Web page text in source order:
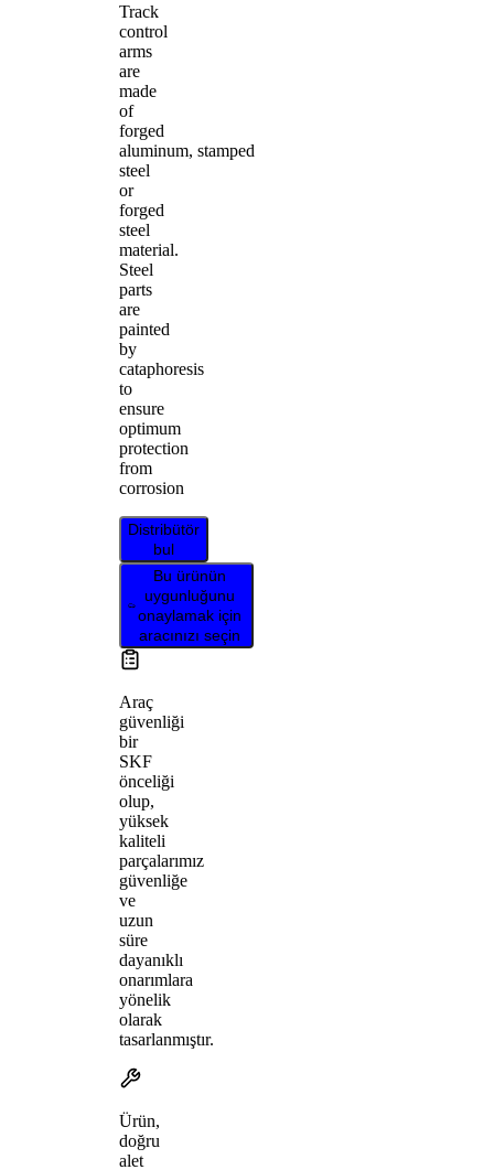
Track
control
arms
are
made
of
forged
aluminum, stamped
steel
or
forged
steel
material.
Steel
parts
are
painted
by
cataphoresis
to
ensure
optimum
protection
from
corrosion
Distribütör
bul
Bu ürünün
uygunluğunu
onaylamak için
aracınızı seçin
Araç
güvenliği
bir
SKF
önceliği
olup,
yüksek
kaliteli
parçalarımız
güvenliğe
ve
uzun
süre
dayanıklı
onarımlara
yönelik
olarak
tasarlanmıştır.
Ürün,
doğru
alet